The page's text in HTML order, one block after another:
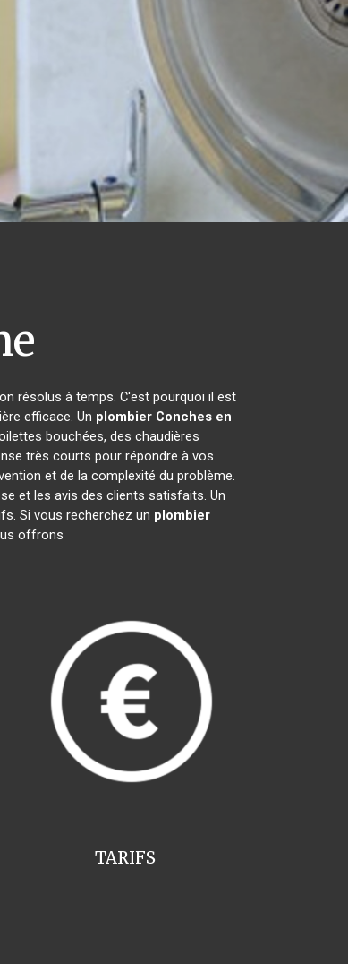
résolus à temps. C'est pourquoi il est
efficace. Un plombier Conches en
bouchées, des chaudières
très courts pour répondre à vos
et de la complexité du problème.
et les avis des clients satisfaits. Un
Si vous recherchez un plombier
offrons
TARIFS